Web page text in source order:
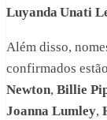
Luyanda Unati
Além disso,
confirmados estão
Newton, Billie
Joanna Lumley,